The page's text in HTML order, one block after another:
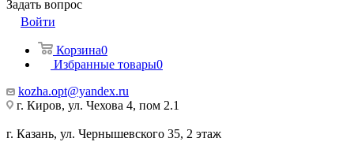
Задать вопрос
Войти
Корзина0
Избранные товары0
kozha.opt@yandex.ru
г. Киров, ул. Чехова 4, пом 2.1
г. Казань, ул. Чернышевского 35, 2 этаж